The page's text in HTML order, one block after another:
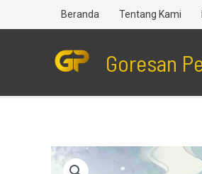
ke
Beranda Tentang Kami
Goresan